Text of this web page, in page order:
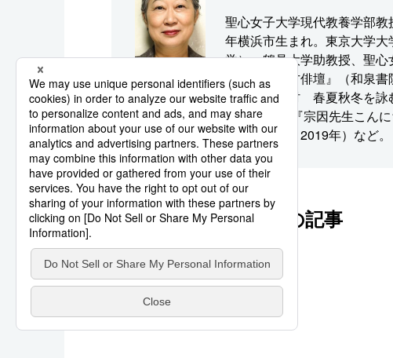
聖心女子大学現代教養学部
年横浜市生まれ。東京大学
学）。鶴見大学助教授、聖
世中期の上方俳壇』（和泉
『芭蕉・蕪村 春夏秋冬を詠
2016年）、『宗因先生こん
（和泉書院、2019年）など。
このシリーズの他の記事